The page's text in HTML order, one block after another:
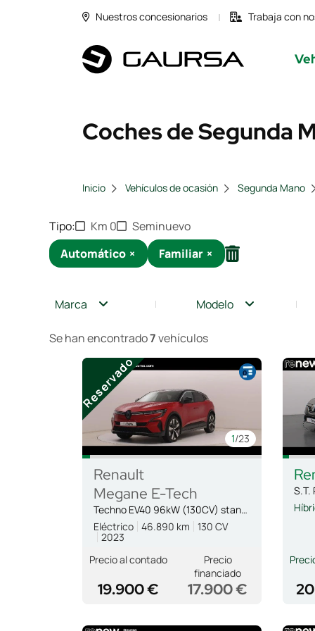
Nuestros concesionarios Trabaja con
Coches de Segunda
Inicio Vehículos de ocasión Segunda Mano
Tipo Km 0
Seminuevo
Automático × Familiar ×
Marca Modelo
Se han encontrado7vehículos
1/23
Reservado
Renault
Megane E-Tech
Techno EV40 96kW (130CV) standard ch.
Eléctrico 46.890 km 130 CV
2023
Precio al contado
19.900 € 17.900 €
Precio
financiado